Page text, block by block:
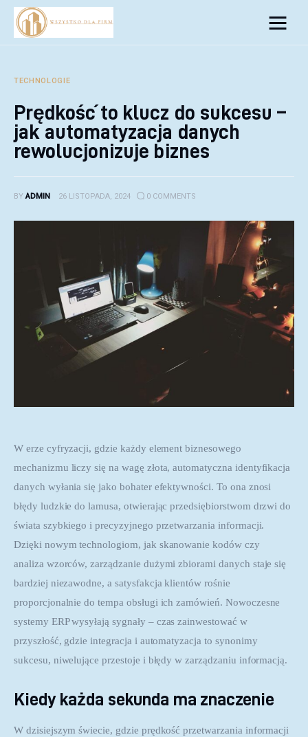
Biznes
Inwestycje
Rozwój
Technologie
Porady
TECHNOLOGIE
Prędkość to klucz do sukcesu –
jak automatyzacja danych
rewolucjonizuje biznes
BY ADMIN 26 LISTOPADA, 2024 0 COMMENTS
W erze cyfryzacji, gdzie każdy element biznesowego
mechanizmu liczy się na wagę złota, automatyczna identyfikacja
danych wyłania się jako bohater efektywności. To ona znosi
błędy ludzkie do lamusa, otwierając przedsiębiorstwom drzwi do
świata szybkiego i precyzyjnego przetwarzania informacji.
Dzięki nowym technologiom, jak skanowanie kodów czy
analiza wzorców, zarządzanie dużymi zbiorami danych staje się
bardziej niezawodne, a satysfakcja klientów rośnie
proporcjonalnie do tempa obsługi ich zamówień. Nowoczesne
systemy ERP wysyłają sygnały – czas zainwestować w
przyszłość, gdzie integracja i automatyzacja to synonimy
sukcesu, niwelujące przestoje i błędy w zarządzaniu informacją.
Kiedy każda sekunda ma znaczenie
W dzisiejszym świecie, gdzie prędkość przetwarzania informacji